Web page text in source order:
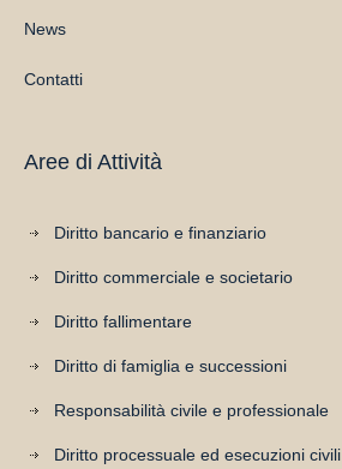
News
Contatti
Aree di Attività
Diritto bancario e finanziario
Diritto commerciale e societario
Diritto fallimentare
Diritto di famiglia e successioni
Responsabilità civile e professionale
Diritto processuale ed esecuzioni civili